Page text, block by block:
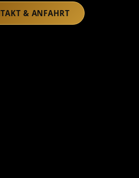
Chopperschmiede
& ANFAHRT